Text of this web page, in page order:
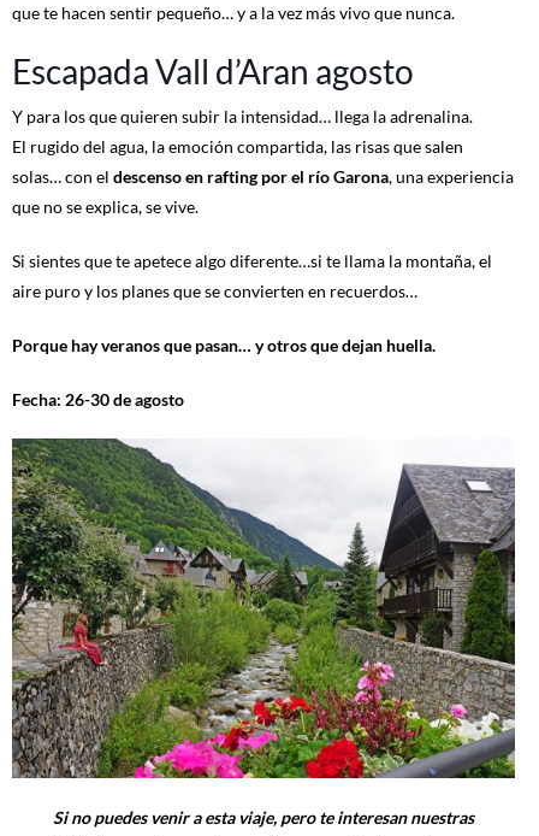
que te hacen sentir pequeño… y a la vez más vivo que nunca.
Escapada Vall d’Aran agosto
Y para los que quieren subir la intensidad… llega la adrenalina.
El rugido del agua, la emoción compartida, las risas que salen
solas… con el descenso en rafting por el río Garona, una experiencia
que no se explica, se vive.
Si sientes que te apetece algo diferente…si te llama la montaña, el
aire puro y los planes que se convierten en recuerdos…
Porque hay veranos que pasan… y otros que dejan huella.
Fecha: 26-30 de agosto
Si no puedes venir a esta viaje, pero te interesan nuestras